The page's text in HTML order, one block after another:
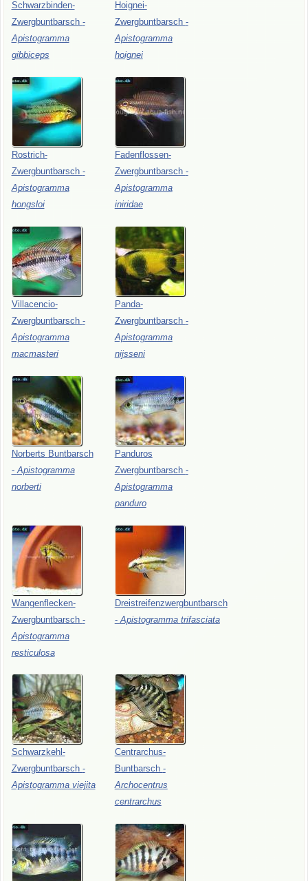
Schwarzbinden-
Zwergbuntbarsch -
Apistogramma
gibbiceps
Hoignei-
Zwergbuntbarsch -
Apistogramma
hoignei
Rostrich-
Zwergbuntbarsch -
Apistogramma
hongsloi
Fadenflossen-
Zwergbuntbarsch -
Apistogramma
iniridae
Villacencio-
Zwergbuntbarsch -
Apistogramma
macmasteri
Panda-
Zwergbuntbarsch -
Apistogramma
nijsseni
Norberts Buntbarsch
- Apistogramma
norberti
Panduros
Zwergbuntbarsch -
Apistogramma
panduro
Wangenflecken-
Zwergbuntbarsch -
Apistogramma
resticulosa
Dreistreifenzwergbuntbarsch
- Apistogramma trifasciata
Schwarzkehl-
Zwergbuntbarsch -
Apistogramma viejita
Centrarchus-
Buntbarsch -
Archocentrus
centrarchus